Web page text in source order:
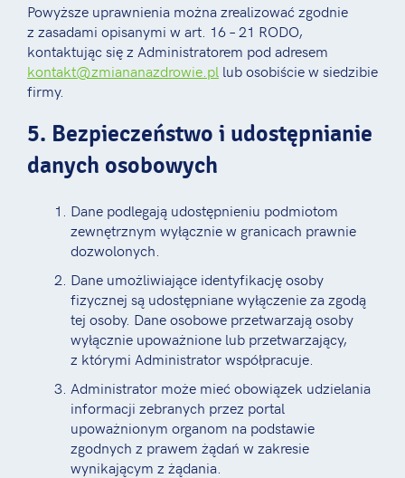
Powyższe uprawnienia można zrealizować zgodnie
z zasadami opisanymi w art. 16 – 21 RODO,
kontaktując się z Administratorem pod adresem
kontakt@zmiananazdrowie.pl lub osobiście w siedzibie
firmy.
5. Bezpieczeństwo i udostępnianie
danych osobowych
Dane podlegają udostępnieniu podmiotom
zewnętrznym wyłącznie w granicach prawnie
dozwolonych.
Dane umożliwiające identyfikację osoby
fizycznej są udostępniane wyłączenie za zgodą
tej osoby. Dane osobowe przetwarzają osoby
wyłącznie upoważnione lub przetwarzający,
z którymi Administrator współpracuje.
Administrator może mieć obowiązek udzielania
informacji zebranych przez portal
upoważnionym organom na podstawie
zgodnych z prawem żądań w zakresie
wynikającym z żądania.